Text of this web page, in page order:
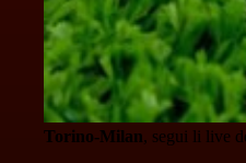
Torino-Milan, segui li live